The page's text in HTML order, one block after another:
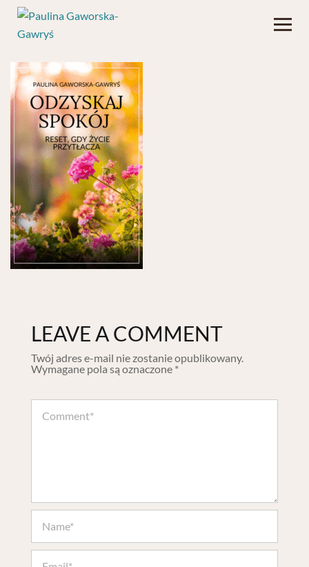
LEAVE A COMMENT
Twój adres e-mail nie zostanie opublikowany.
Wymagane pola są oznaczone *